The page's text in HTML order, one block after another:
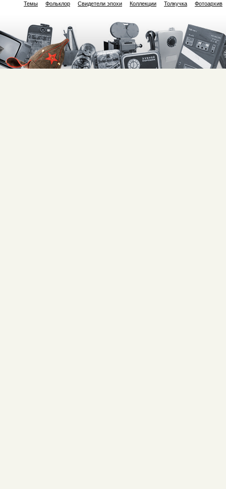
Темы Фольклор Свидетели эпохи Коллекции Толкучка Фотоархив